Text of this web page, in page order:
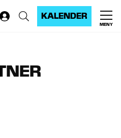
KALENDER
MENY